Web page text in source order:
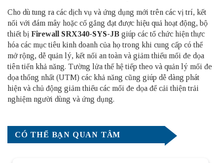
Cho dù tung ra các dịch vụ và ứng dụng mới trên các vị trí, kết
nối với đám mây hoặc cố gắng đạt được hiệu quả hoạt động, bộ
thiết bị Firewall SRX340-SYS-JB giúp các tổ chức hiện thực
hóa các mục tiêu kinh doanh của họ trong khi cung cấp có thể
mở rộng, dễ quản lý, kết nối an toàn và giảm thiểu mối đe dọa
tiên tiến khả năng. Tường lửa thế hệ tiếp theo và quản lý mối đe
dọa thống nhất (UTM) các khả năng cũng giúp dễ dàng phát
hiện và chủ động giảm thiểu các mối đe dọa để cải thiện trải
nghiệm người dùng và ứng dụng.
CÓ THỂ BẠN QUAN TÂM